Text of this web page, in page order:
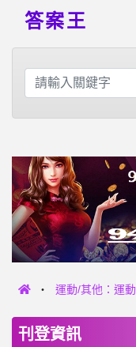
答案王
運動/其他：運動
刊登資訊